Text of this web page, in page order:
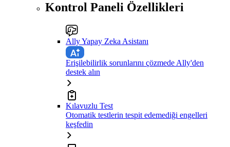
Kontrol Paneli Özellikleri
Ally Yapay Zeka Asistanı
Erişilebilirlik sorunlarını çözmede Ally'den
destek alın
Kılavuzlu Test
Otomatik testlerin tespit edemediği engelleri
keşfedin